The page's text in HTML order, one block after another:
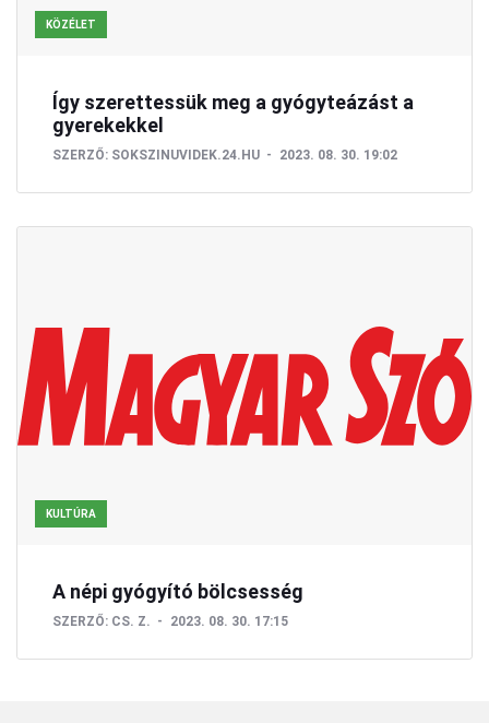
KÖZÉLET
Így szerettessük meg a gyógyteázást a
gyerekekkel
SZERZŐ: SOKSZINUVIDEK.24.HU 2023. 08. 30. 19:02
KULTÚRA
A népi gyógyító bölcsesség
SZERZŐ: CS. Z. 2023. 08. 30. 17:15